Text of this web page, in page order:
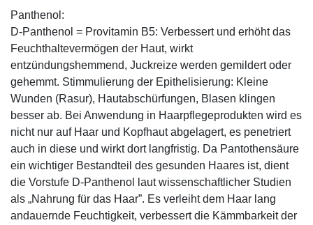
Panthenol:
D-Panthenol = Provitamin B5: Verbessert und erhöht das
Feuchthaltevermögen der Haut, wirkt
entzündungshemmend, Juckreize werden gemildert oder
gehemmt. Stimmulierung der Epithelisierung: Kleine
Wunden (Rasur), Hautabschürfungen, Blasen klingen
besser ab. Bei Anwendung in Haarpflegeprodukten wird es
nicht nur auf Haar und Kopfhaut abgelagert, es penetriert
auch in diese und wirkt dort langfristig. Da Pantothensäure
ein wichtiger Bestandteil des gesunden Haares ist, dient
die Vorstufe D-Panthenol laut wissenschaftlicher Studien
als „Nahrung für das Haar”. Es verleiht dem Haar lang
andauernde Feuchtigkeit, verbessert die Kämmbarkeit der